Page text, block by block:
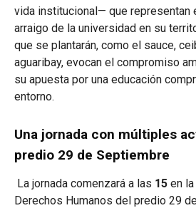
vida institucional— que representan
arraigo de la universidad en su
que se plantarán, como el sauce,
aguaribay, evocan el compromiso
su apuesta por una educación
entorno.
Una jornada con múltiples
predio 29 de Septiembre
La jornada comenzará a las 15 en
Derechos Humanos del predio 29